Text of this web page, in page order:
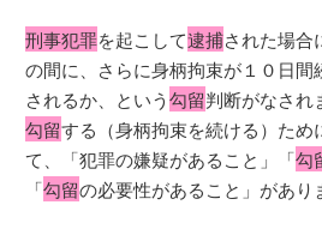
刑事犯罪を起こして逮捕された場合
の間に、さらに身柄拘束が１０日間
されるか、という勾留判断がなされ
勾留する（身柄拘束を続ける）ため
て、「犯罪の嫌疑があること」「勾
「勾留の必要性があること」があり